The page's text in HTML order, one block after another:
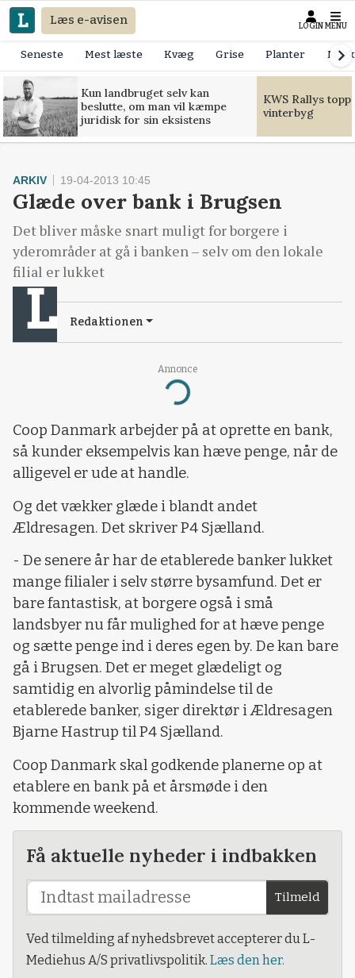
Læs e-avisen LOGIN MENU
Seneste Mest læste Kvæg Grise Planter
Kun landbruget selv kan
beslutte, om man vil kæmpe
juridisk for sin eksistens
KWS Rallys
vinterbyg
Annonce
Loading...
ARKIV 19-04-2013 10:45
Glæde over bank i Brugsen
Det bliver måske snart muligt for borgere i
yderområder at gå i banken – selv om den lokale
filial er lukket
Redaktionen
Coop Danmark arbejder på at oprette en bank,
så kunder eksempelvis kan hæve penge, når de
alligevel er ude at handle.
Og det vækker glæde i blandt andet
Ældresagen. Det skriver P4 Sjælland.
- De senere år har de etablerede banker lukket
mange filialer i selv større bysamfund. Det er
bare fantastisk, at borgere også i små
landsbyer nu får mulighed for at hæve penge
og sætte penge ind i deres egen by. De kan bare
gå i Brugsen. Det er meget glædeligt og
samtidig en alvorlig påmindelse til de
etablerede banker, siger direktør i Ældresagen
Bjarne Hastrup til P4 Sjælland.
Coop Danmark skal godkende planerne op at
etablere en bank på et årsmøde i den
kommende weekend.
Få aktuelle nyheder i indbakken
Tilmeld
Ved tilmelding af nyhedsbrevet accepterer du L-
Mediehus A/S privatlivspolitik. Læs den her.